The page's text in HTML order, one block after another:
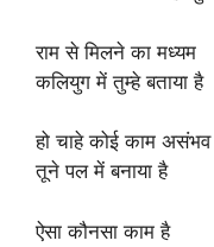
राम से मिलने का मध्यम
कलियुग में तुम्हे बताया है
हो चाहे कोई काम असंभव
तूने पल में बनाया है
ऐसा कौनसा काम है